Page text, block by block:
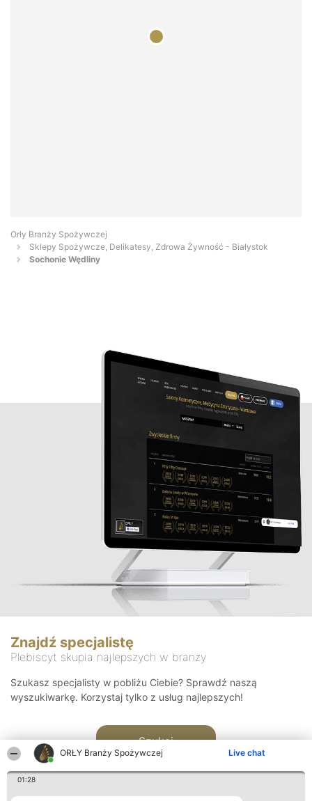
ORŁY Branży Spożywczej Live chat
01:28
Orły Branży Spożywczej
Sklepy Spożywcze, Delikatesy, Zdrowa Żywność - Białystok
Sochonie Wędliny
Znajdź specjalistę
Plebiscyt skupia najlepszych w branży
Szukasz specjalisty w pobliżu Ciebie? Sprawdź naszą
wyszukiwarkę. Korzystaj tylko z usług najlepszych!
Szukaj